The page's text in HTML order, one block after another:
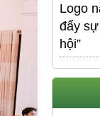
Logo
đẩy
hội”